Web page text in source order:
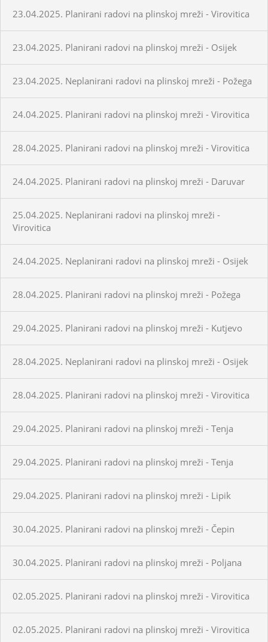
23.04.2025. Planirani radovi na plinskoj mreži - Virovitica
23.04.2025. Planirani radovi na plinskoj mreži - Osijek
23.04.2025. Neplanirani radovi na plinskoj mreži - Požega
24.04.2025. Planirani radovi na plinskoj mreži - Virovitica
28.04.2025. Planirani radovi na plinskoj mreži - Virovitica
24.04.2025. Planirani radovi na plinskoj mreži - Daruvar
25.04.2025. Neplanirani radovi na plinskoj mreži -
Virovitica
24.04.2025. Neplanirani radovi na plinskoj mreži - Osijek
28.04.2025. Planirani radovi na plinskoj mreži - Požega
29.04.2025. Planirani radovi na plinskoj mreži - Kutjevo
28.04.2025. Neplanirani radovi na plinskoj mreži - Osijek
28.04.2025. Planirani radovi na plinskoj mreži - Virovitica
29.04.2025. Planirani radovi na plinskoj mreži - Tenja
29.04.2025. Planirani radovi na plinskoj mreži - Tenja
29.04.2025. Planirani radovi na plinskoj mreži - Lipik
30.04.2025. Planirani radovi na plinskoj mreži - Čepin
30.04.2025. Planirani radovi na plinskoj mreži - Poljana
02.05.2025. Planirani radovi na plinskoj mreži - Virovitica
02.05.2025. Planirani radovi na plinskoj mreži - Virovitica